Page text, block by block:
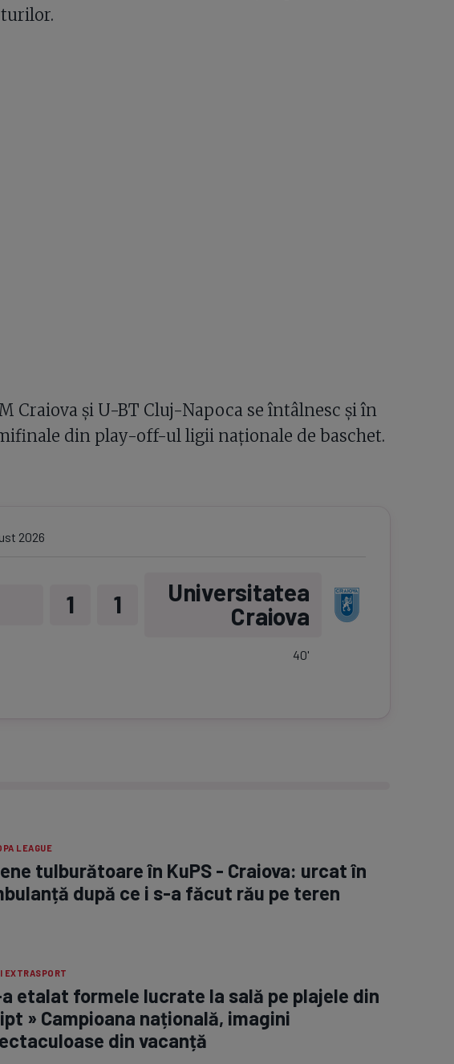
Craiova și U-BT Cluj-Napoca se întâlnesc și în
din play-off-ul ligii naționale de baschet.
2026
1
Universitatea
Craiova
1
40'
LEAGUE
tulburătoare în KuPS - Craiova: urcat în
după ce i s-a făcut rău pe teren
EXTRASPORT
etalat formele lucrate la sală pe plajele din
» Campioana națională, imagini
din vacanță